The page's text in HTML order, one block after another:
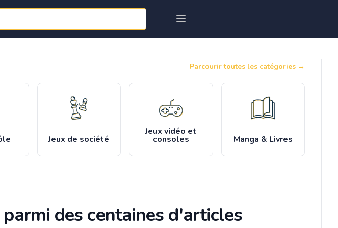
Parcourir toutes les catégories →
Jeux de société
Jeux vidéo et
consoles Manga & Livres
parmi des centaines d'articles